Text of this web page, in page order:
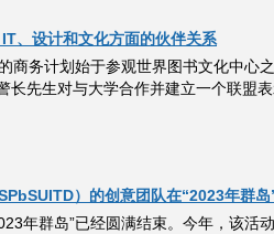
、设计和文化方面的伙伴关系
商务计划始于参观世界图书文化中心
先生对与大学合作并建立一个联盟表
）的创意团队在“2023年群岛
年群岛”已经圆满结束。今年，该